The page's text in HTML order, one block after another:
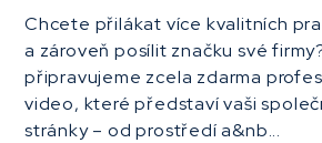
Chcete přilákat více kvalitních
a zároveň posílit značku své
připravujeme zcela zdarma
video, které představí vaši
stránky – od prostředí a&nb...